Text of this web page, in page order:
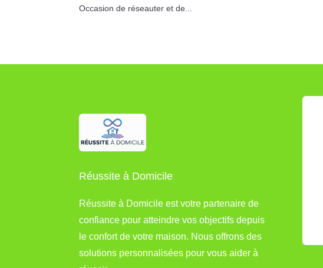
Occasion de réseauter et de...
Réussite à Domicile
Réussite à Domicile est votre partenaire de
confiance pour atteindre vos objectifs depuis
le confort de votre maison. Nous offrons des
solutions personnalisées pour vous aider à